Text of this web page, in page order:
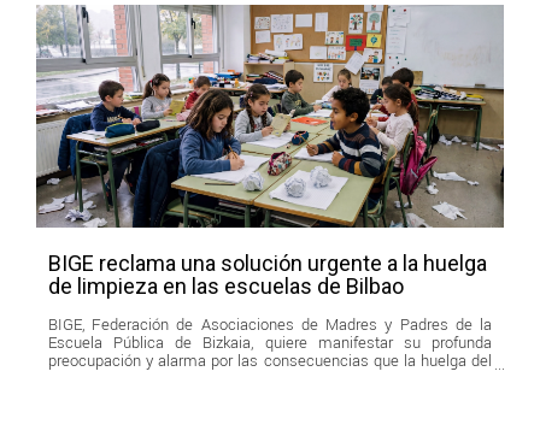
BIGE reclama una solución urgente a la huelga
de limpieza en las escuelas de Bilbao
BIGE, Federación de Asociaciones de Madres y Padres de la
Escuela Pública de Bizkaia, quiere manifestar su profunda
preocupación y alarma por las consecuencias que la huelga del